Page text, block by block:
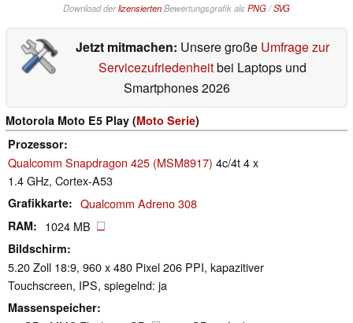
Download derlizensiertenBewertungsgrafik als PNG/SVG
Jetzt mitmachen: Unsere große Umfrage zur
Servicezufriedenheitbei Laptops und
Smartphones 2026
Motorola Moto E5 Play (Moto Serie)
Prozessor
Qualcomm Snapdragon 425 (MSM8917) 4c/4t 4 x
1.4 GHz, Cortex-A53
Grafikkarte Qualcomm Adreno 308
RAM 1024 MB
Bildschirm
5.20 Zoll 18:9, 960 x 480 Pixel 206 PPI, kapazitiver
Touchscreen, IPS, spiegelnd: ja
Massenspeicher